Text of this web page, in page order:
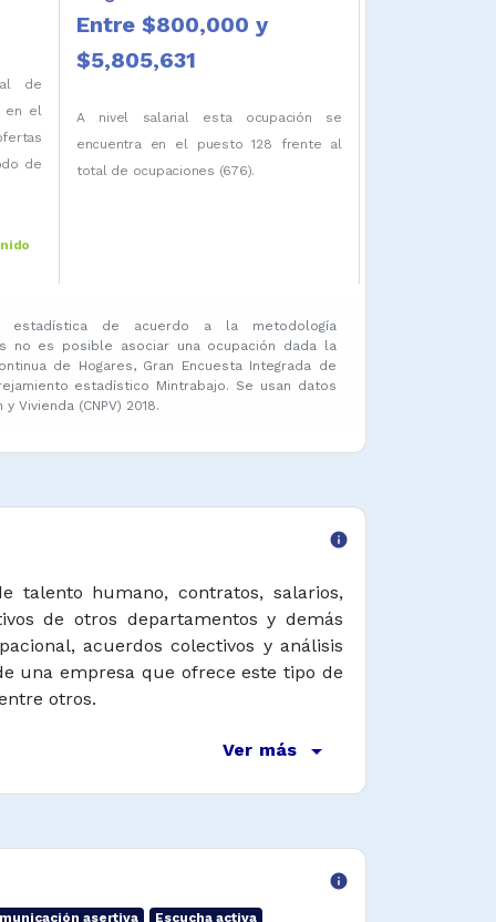
de
en el
de
Entre $800,000 y
$5,805,631
A nivel salarial esta ocupación se
encuentra en el puesto 128 frente al
total de ocupaciones (676).
de acuerdo a la metodología
no es posible asociar una ocupación dada la
de Hogares, Gran Encuesta Integrada de
estadístico Mintrabajo. Se usan datos
(CNPV) 2018.
info
talento humano, contratos, salarios,
de otros departamentos y demás
acuerdos colectivos y análisis
una empresa que ofrece este tipo de
otros.
Ver más arrow_drop_down
info
asertiva
Escucha activa